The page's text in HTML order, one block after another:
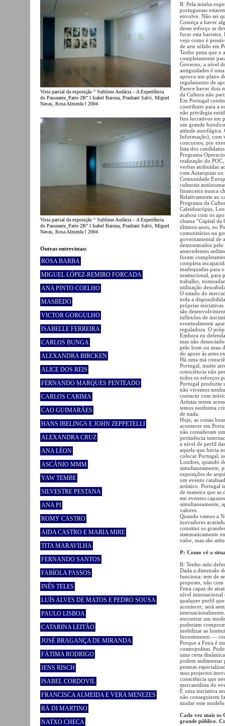
Vista parcial da exposição “ Sublime Audácia – A Experiência
do Passeante_Parte 2B” l Isabel Barona, Prashant Salvi, Miguel
Navas, Rosa Almeida l 2004
Vista parcial da exposição “ Sublime Audácia – A Experiência
do Passeante_Parte 2B” l Isabel Barona, Prashant Salvi, Miguel
Navas, Rosa Almeida l 2004
Outras entrevistas:
ROSA BARBA
MIGUEL LÓPEZ-REMIRO FORCADA
ANA PINTO COELHO
MASBEDO
VICTOR GORGULHO
ISABELLE FERREIRA
CARLOS BUNGA
ALEXANDRA BIRCKEN
ALICE DOS REIS
FERNANDO MARQUES PENTEADO
CARLOS CARIMA
CAO GUIMARÃES
HANS IBELINGS E JOHN ZEPPETELLI
ALEXANDRA CRUZ
ANA LÉON
ASCÂNIO MMM
YAW TEMBE
SILVESTRE PESTANA
ANA PI
ROMY CASTRO
AIDA CASTRO E MARIA MIRE
TITA MARAVILHA
FERNANDO SANTOS
FABÍOLA PASSOS
INÊS TELES
LUÍS ALVES DE MATOS E PEDRO SOUSA
PAULO LISBOA
CATARINA LEITÃO
JOSÉ BRAGANÇA DE MIRANDA
FÁTIMA RODRIGO
JENS RISCH
ISABEL CORDOVIL
FRANCISCA ALMEIDA E VERA MENEZES
RÄ DI MARTINO
NATXO CHECA
R: Pela minha
portuguesas
envolve. Não sei
Começa a haver
desse esforço se
furar esta barreira.
vejo como é
de arte sólido em
Tenho pena que o
completamente
Governo, a nível
antiguidades é
aprova um plano
regulamento de
Parece haver dois
da Cultura não
Em Portugal
contributo para a
não privilegia
fins lucrativos em
um grande
atitude autofágica.
Informação), com
concursos, por
lista dos
Programa
realização do
verbas atribuídas
com Autarquias ou
Comunidade
culturais
financeira nunca
Relativamente ao
Programa da
Caleidoscópio,
acabou com os
chama “Capital da
últimos anos, no
comunitários na
governamental de
demonstrados
antecedentes
foram
completa
inadequadas para
institucional, para
trabalho,
utilização
O estado do
toda a
próprias iniciativas
são
inflexões de
eventualmente
reguladora. O
Embora eu
mas não
pelo bom ou mau
do apoio às artes
Há uma má
Portugal, muito
consciência não
todos os esforços
Portugal produziu
não vivemos
contacto com
Artistas terem
temos nenhuma
de nada.
Hoje, as coisas
acontecer em
não consideram
pertinência
a nível de perfil
aquela que havia
colocar Portugal,
Londres, quando
simultaneamente,
exposições de
um evento
artístico. Portugal
de maneira que as
em eventos
simultaneamente,
valores.
Quando vamos a
inovadores
constitui os
sistematicamente
valor, mas são
P: Como vê a
R: Tenho sido
Dada a dimensão
funciona: tem de
proposto, não com
Feira capaz de
nível internacional
qualquer perfil que
acontecer, será
encontrar um
poderiam
mobilizar as
Investimento —
Porque a Feira é
cosmopolitas.
uma certa
podem
pessoas
seus projectos
consciência que
mercantilista do
É uma iniciativa
não conseguirem
mudar esse
Cada vez mais os
grande público.